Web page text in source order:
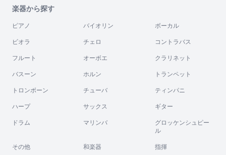
楽器から探す
ピアノ バイオリン ボーカル
ビオラ チェロ コントラバス
フルート オーボエ クラリネット
バスーン ホルン トランペット
トロンボーン チューバ ティンパニ
ハープ サックス ギター
ドラム マリンバ
グロッケンシュピー
ル
その他 和楽器 指揮